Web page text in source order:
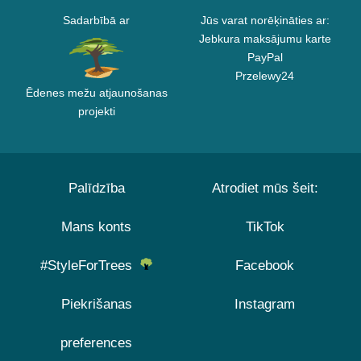
Sadarbībā ar
Ēdenes mežu atjaunošanas
projekti
Jūs varat norēķināties ar:
Jebkura maksājumu karte
PayPal
Przelewy24
Palīdzība
Mans konts
#StyleForTrees
Piekrišanas
preferences
Atrodiet mūs šeit:
TikTok
Facebook
Instagram